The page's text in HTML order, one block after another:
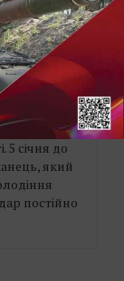
тривалий
прес-
5 січня до
який
постійно